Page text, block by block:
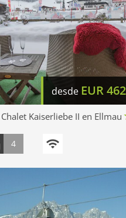
desde EUR462
Kaiserliebe II en Ellmau
4